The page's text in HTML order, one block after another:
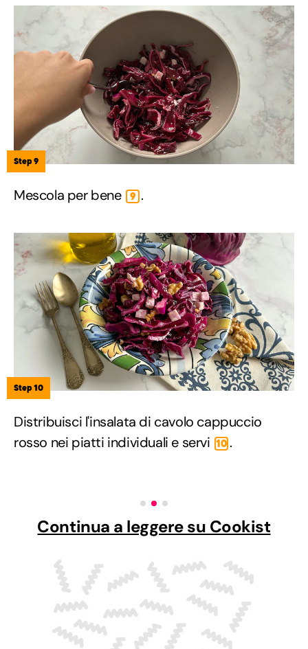
Step 9
Mescola per bene 9 .
Step 10
Distribuisci l'insalata di cavolo cappuccio
rosso nei piatti individuali e servi 10 .
Continua a leggere su Cookist